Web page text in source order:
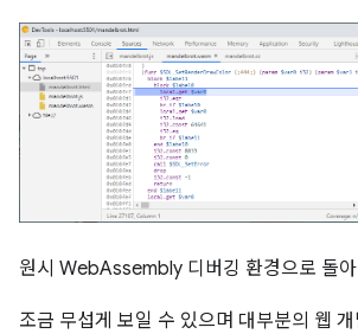
원시 WebAssembly 디버깅 환경으로 돌
조금 무섭게 보일 수 있으며 대부분의 웹